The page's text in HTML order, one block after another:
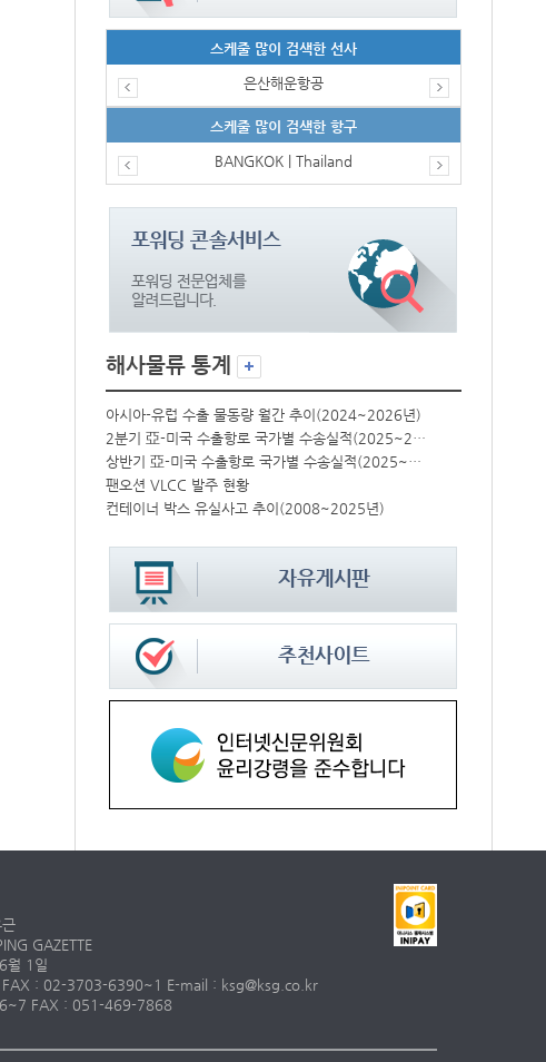
스케줄 많이 검색한 선사
은산해운항공
스케줄 많이 검색한 항구
BANGKOK | Thailand
해사물류 통계
아시아-유럽 수출 물동량 월간 추이(2024~2026년)
2분기 亞-미국 수출항로 국가별 수송실적(2025~2026년)
상반기 亞-미국 수출항로 국가별 수송실적(2025~2026년)
팬오션 VLCC 발주 현황
컨테이너 박스 유실사고 추이(2008~2025년)
GAZETTE
월 1일
FAX : 02-3703-6390~1 E-mail : ksg@ksg.co.kr
FAX : 051-469-7868